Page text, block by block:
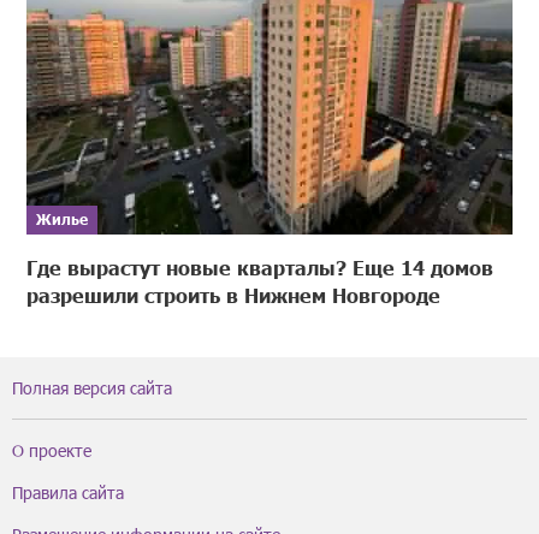
Жилье
Где вырастут новые кварталы? Еще 14 домов
разрешили строить в Нижнем Новгороде
Полная версия сайта
О проекте
Правила сайта